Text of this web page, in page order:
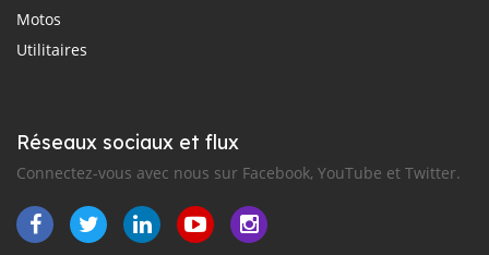
Motos
Utilitaires
Réseaux sociaux et flux
Connectez-vous avec nous sur Facebook, YouTube et Twitter.